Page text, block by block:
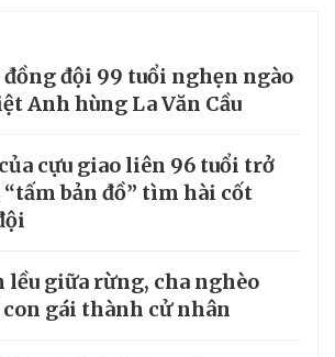
đội 99 tuổi nghẹn ngào
Anh hùng La Văn Cầu
cựu giao liên 96 tuổi trở
bản đồ” tìm hài cốt
lều giữa rừng, cha nghèo
con gái thành cử nhân